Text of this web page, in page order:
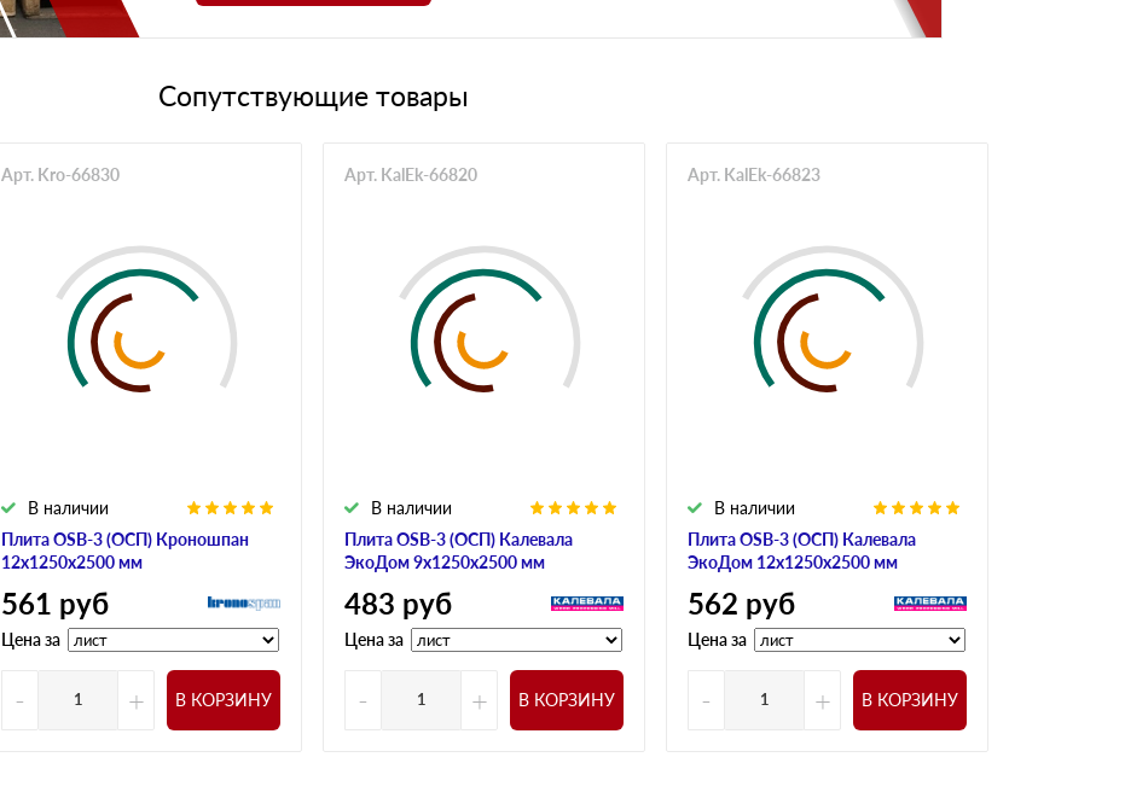
Сопутствующие товары
Плита OSB-3 (ОСП) Кроношпан
12х1250х2500 мм
В наличии
Арт. Kro-66830
561 руб
Цена за
- + В КОРЗИНУ
Плита OSB-3 (ОСП) Калевала
ЭкоДом 9х1250х2500 мм
В наличии
Арт. KalEk-66820
483 руб
Цена за
- + В КОРЗИНУ
Плита OSB-3 (ОСП) Калевала
ЭкоДом 12х1250х2500 мм
В наличии
Арт. KalEk-66823
562 руб
Цена за
- + В КОРЗИНУ